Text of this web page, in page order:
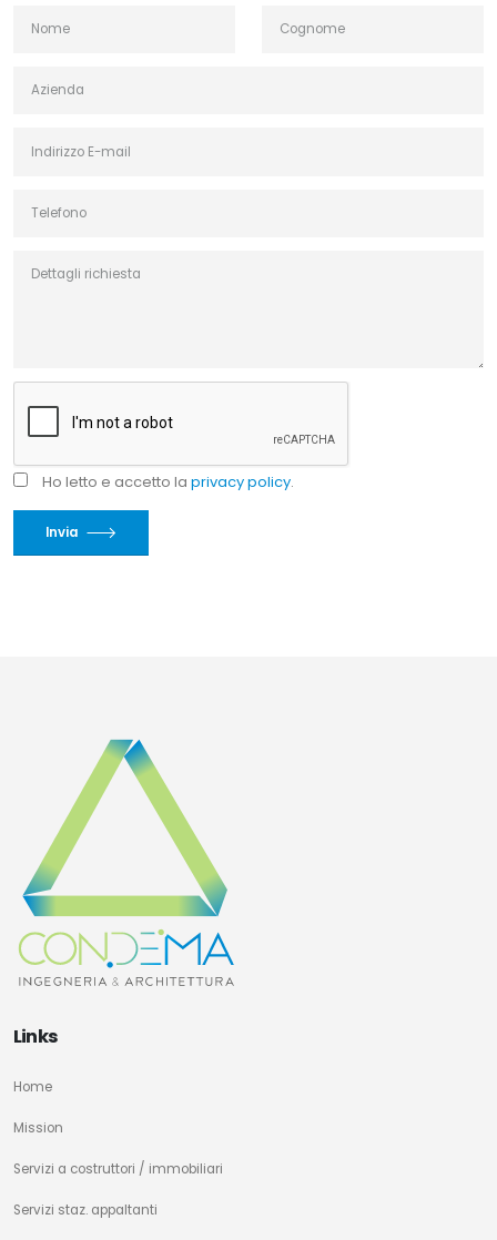
Ho letto e accetto la privacy policy.
Invia
Links
Home
Mission
Servizi a costruttori / immobiliari
Servizi staz. appaltanti